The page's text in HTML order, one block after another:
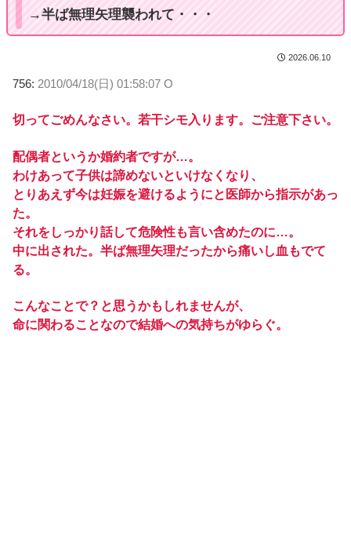
→半ば無理矢理襲われて・・・
2026.06.10
756: 2010/04/18(日) 01:58:07 O
切ってごめんなさい。若干シモ入ります。ご注意下さい。
配偶者というか婚約者ですが…。
わけあって子供は諦めないといけなくなり、
とりあえず今は妊娠を避けるようにと医師から指示があっ
た。
それをしっかり話して危険性も言い含めたのに…。
中に出された。半ば無理矢理だったから痛いし血もでて
る。
こんなことで？と思うかもしれませんが、
命に関わることなので結婚への気持ちがゆらぐ。